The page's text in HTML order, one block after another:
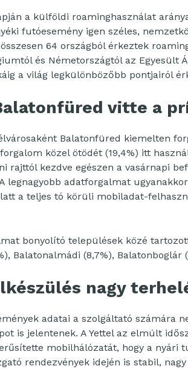
a külföldi roaminghasználat
futóesemény igen széles,
64 országból érkeztek
és Németországtól az Egyesült
a világ legkülönbözőbb pontjairól
vitte a
Balatonfüred kiemelten
közel ötödét (19,4%) itt
rajttól kezdve egészen a vasárnapi
legnagyobb adatforgalmat
a teljes tó körüli mobiladat-
bonyolító települések közé
Balatonalmádi (8,7%), Balatonboglár
nagy
adatai a szolgáltató számára
is jelentenek. A Yettel az elmúlt
mobilhálózatát, hogy a nyári
rendezvények idején is stabil,